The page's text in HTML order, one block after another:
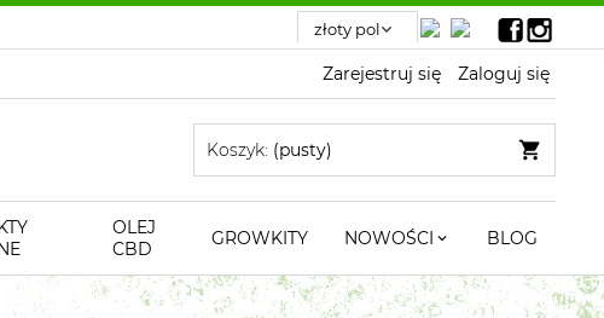
Zarejestruj się Zaloguj się
Koszyk: (pusty)
OLEJ
CBD
GROWKITY NOWOŚCI BLOG